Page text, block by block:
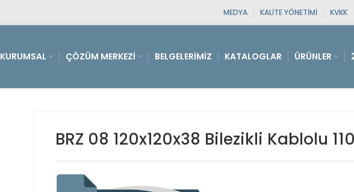
MEDYA KALITE YÖNETIMI KVKK
KURUMSAL ÇÖZÜM MERKEZI BELGELERIMIZ KATALOGLAR ÜRÜNLER
BRZ 08 120x120x38 Bilezikli Kablolu